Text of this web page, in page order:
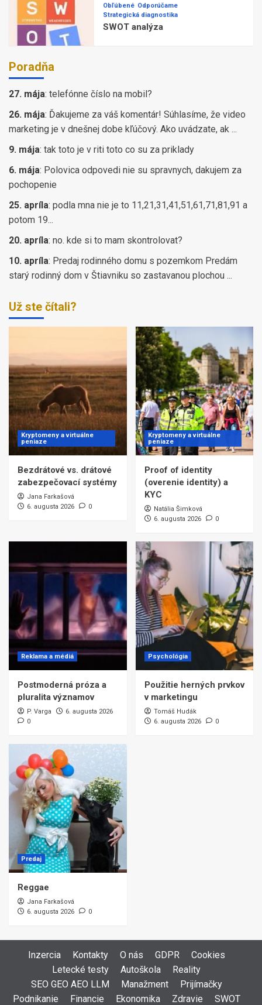
Obľúbené Odporúčame
Strategická diagnostika
SWOT analýza
Poradňa
27. mája: telefónne číslo na mobil?
26. mája: Ďakujeme za váš komentár! Súhlasíme, že video
marketing je v dnešnej dobe kľúčový. Ako uvádzate, ak ...
9. mája: tak toto je v riti toto co su za priklady
6. mája: Polovica odpovedi nie su spravnych, dakujem za
pochopenie
25. apríla: podla mna nie je to 11,21,31,41,51,61,71,81,91 a
potom 19...
20. apríla: no. kde si to mam skontrolovat?
10. apríla: Predaj rodinného domu s pozemkom Predám
starý rodinný dom v Štiavniku so zastavanou plochou ...
Už ste čítali?
Kryptomeny a virtuálne
peniaze
Bezdrátové vs. drátové
zabezpečovací systémy
Jana Farkašová
6. augusta 2026
0
Kryptomeny a virtuálne
peniaze
Proof of identity
(overenie identity) a
KYC
Natália Šimková
6. augusta 2026
0
Reklama a médiá
Postmoderná próza a
pluralita významov
P. Varga
6. augusta 2026
0
Psychológia
Použitie herných prvkov
v marketingu
Tomáš Hudák
6. augusta 2026
0
Predaj
Reggae
Jana Farkašová
6. augusta 2026
0
Inzercia Kontakty O nás GDPR
Cookies
Letecké testy
Autoškola
Reality
SEO GEO AEO LLM
Manažment
Prijímačky
Podnikanie
Financie Ekonomika Zdravie SWOT